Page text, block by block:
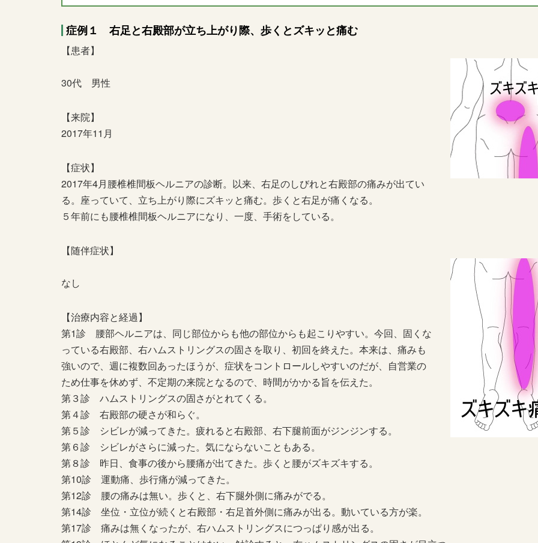
症例１ 右足と右殿部が立ち上がり際、歩くとズキッと痛む
【患者】
30代 男性
【来院】
2017年11月
【症状】
2017年4月腰椎椎間板ヘルニアの診断。以来、右足のしびれと右殿部の痛みが出てい
る。座っていて、立ち上がり際にズキッと痛む。歩くと右足が痛くなる。
５年前にも腰椎椎間板ヘルニアになり、一度、手術をしている。
【随伴症状】
なし
【治療内容と経過】
第1診 腰部ヘルニアは、同じ部位からも他の部位からも起こりやすい。今回、固くな
っている右殿部、右ハムストリングスの固さを取り、初回を終えた。本来は、痛みも
強いので、週に複数回あったほうが、症状をコントロールしやすいのだが、自営業の
ため仕事を休めず、不定期の来院となるので、時間がかかる旨を伝えた。
第３診 ハムストリングスの固さがとれてくる。
第４診 右殿部の硬さが和らぐ。
第５診 シビレが減ってきた。疲れると右殿部、右下腿前面がジンジンする。
第６診 シビレがさらに減った。気にならないこともある。
第８診 昨日、食事の後から腰痛が出てきた。歩くと腰がズキズキする。
第10診 運動痛、歩行痛が減ってきた。
第12診 腰の痛みは無い。歩くと、右下腿外側に痛みがでる。
第14診 坐位・立位が続くと右殿部・右足首外側に痛みが出る。動いている方が楽。
第17診 痛みは無くなったが、右ハムストリングスにつっぱり感が出る。